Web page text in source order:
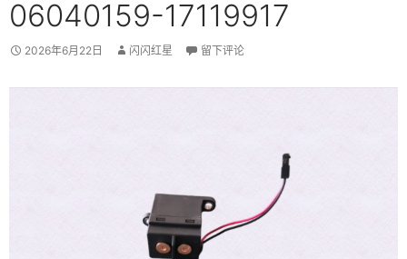
06040159-17119917
2026年6月22日 闪闪红星 留下评论